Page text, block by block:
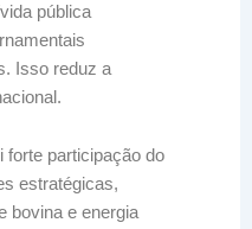
pública
Isso reduz a
participação do
estratégicas,
bovina e energia